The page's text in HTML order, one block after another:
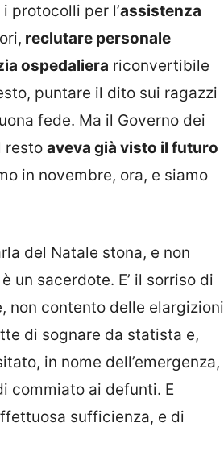
protocolli per l’assistenza
reclutare personale
ospedaliera riconvertibile
puntare il dito sui ragazzi
fede. Ma il Governo dei
resto aveva già visto il futuro
in novembre, ora, e siamo
del Natale stona, e non
un sacerdote. E’ il sorriso di
non contento delle elargizioni
di sognare da statista e,
in nome dell’emergenza,
commiato ai defunti. E
sufficienza, e di